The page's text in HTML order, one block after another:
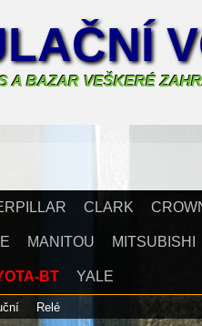
A BAZAR VEŠKERÉ
CLARK
MANITOU MITSUBISHI
BT YALE
Relé